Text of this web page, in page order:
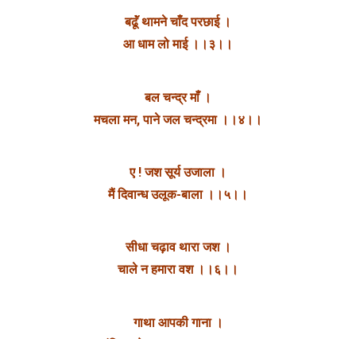
बढूॅं थामने चाँद परछाई‌ ।
आ धाम लो माई ।।३।।
बल चन्द्र माँ ।
मचला मन, पाने जल चन्द्रमा ।।४।।
ए ! जश सूर्य उजाला ।
मैं दिवान्ध उलूक-बाला ।।५।।
सीधा चढ़ाव थारा जश ।
चाले न हमारा वश ।।६।।
गाथा आपकी गाना ।